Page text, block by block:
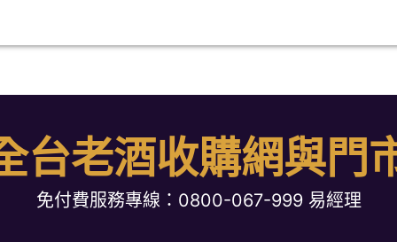
台老酒收購網與門
免付費服務專線： 0800-067-999易經理